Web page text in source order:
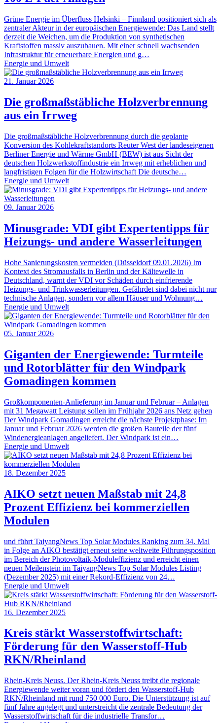
Grüne Energie im Überfluss Helsinki – Finnland positioniert sich als
zentraler Akteur in der europäischen Energiewende: Das Land stellt
derzeit die Weichen, um die Produktion von synthetischen
Kraftstoffen massiv auszubauen. Mit einer schnell wachsenden
Infrastruktur für erneuerbare Energien und g…
Energie und Umwelt
21. Januar 2026
Die großmaßstäbliche Holzverbrennung
aus ein Irrweg
Die großmaßstäbliche Holzverbrennung durch die geplante
Konversion des Kohlekraftstandorts Reuter West der landeseigenen
Berliner Energie und Wärme GmbH (BEW) ist aus Sicht der
deutschen Holzwerkstoffindustrie ein Irrweg mit erheblichen und
langfristigen Folgen für die Holzwirtschaft Die deutsche…
Energie und Umwelt
09. Januar 2026
Minusgrade: VDI gibt Expertentipps für
Heizungs- und andere Wasserleitungen
Hohe Sanierungskosten vermeiden (Düsseldorf 09.01.2026) Im
Kontext des Stromausfalls in Berlin und der Kältewelle in
Deutschland, warnt der VDI vor Schäden durch einfrierende
Heizungs- und Trinkwasserleitungen. Gefährdet sind dabei nicht nur
technische Anlagen, sondern vor allem Häuser und Wohnung…
Energie und Umwelt
05. Januar 2026
Giganten der Energiewende: Turmteile
und Rotorblätter für den Windpark
Gomadingen kommen
Großkomponenten-Anlieferung im Januar und Februar – Anlagen
mit 31 Megawatt Leistung sollen im Frühjahr 2026 ans Netz gehen
Der Windpark Gomadingen erreicht die nächste Projektphase: Im
Januar und Februar 2026 werden die großen Bauteile der fünf
Windenergieanlagen angeliefert. Der Windpark ist ein…
Energie und Umwelt
18. Dezember 2025
AIKO setzt neuen Maßstab mit 24,8
Prozent Effizienz bei kommerziellen
Modulen
und führt TaiyangNews Top Solar Modules Ranking zum 34. Mal
in Folge an AIKO bestätigt erneut seine weltweite Führungsposition
im Bereich der Photovoltaik-Moduleffizienz und erreicht einen
neuen Meilenstein im TaiyangNews Top Solar Modules Listing
(Dezember 2025) mit einer Rekord-Effizienz von 24…
Energie und Umwelt
16. Dezember 2025
Kreis stärkt Wasserstoffwirtschaft:
Förderung für den Wasserstoff-Hub
RKN/Rheinland
Rhein-Kreis Neuss. Der Rhein-Kreis Neuss treibt die regionale
Energiewende weiter voran und fördert den Wasserstoff-Hub
RKN/Rheinland mit rund 750 000 Euro. Die Unterstützung ist auf
fünf Jahre angelegt und unterstreicht die zentrale Bedeutung der
Wasserstoffwirtschaft für die industrielle Transfor…